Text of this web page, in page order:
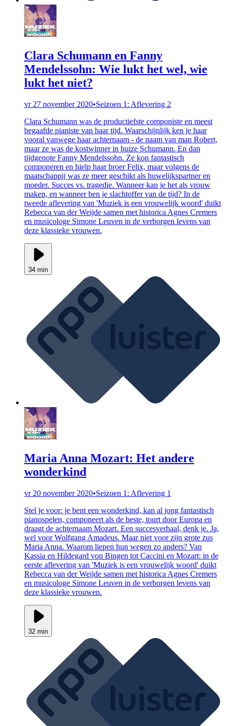
Clara Schumann en Fanny
Mendelssohn: Wie lukt het wel, wie
lukt het niet?
vr 27 november 2020•Seizoen 1: Aflevering 2
Clara Schumann was de productiefste componiste en meest
begaafde pianiste van haar tijd. Waarschijnlijk ken je haar
vooral vanwege haar achternaam - de naam van man Robert,
maar ze was de kostwinner in huize Schumann. En dan
tijdgenote Fanny Mendelssohn. Ze kon fantastisch
componeren en hielp haar broer Felix, maar volgens de
maatschappij was ze meer geschikt als huwelijkspartner en
moeder. Succes vs. tragedie. Wanneer kan je het als vrouw
maken, en wanneer ben je slachtoffer van de tijd? In de
tweede aflevering van 'Muziek is een vrouwelijk woord' duikt
Rebecca van der Weijde samen met historica Agnes Cremers
en musicologe Simone Leuven in de verborgen levens van
deze klassieke vrouwen.
34 min
Maria Anna Mozart: Het andere
wonderkind
vr 20 november 2020•Seizoen 1: Aflevering 1
Stel je voor: je bent een wonderkind, kan al jong fantastisch
pianospelen, componeert als de beste, tourt door Europa en
draagt de achternaam Mozart. Een succesverhaal, denk je. Ja,
wel voor Wolfgang Amadeus. Maar niet voor zijn grote zus
Maria Anna. Waarom liepen hun wegen zo anders? Van
Kassia en Hildegard von Bingen tot Caccini en Mozart: in de
eerste aflevering van 'Muziek is een vrouwelijk woord' duikt
Rebecca van der Weijde samen met historica Agnes Cremers
en musicologe Simone Leuven in de verborgen levens van
deze klassieke vrouwen.
32 min